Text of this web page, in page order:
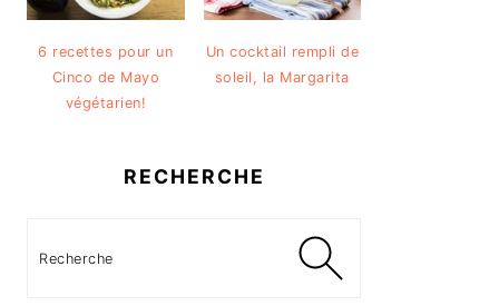
6 recettes pour un
Cinco de Mayo
végétarien!
Un cocktail rempli de
soleil, la Margarita
RECHERCHE